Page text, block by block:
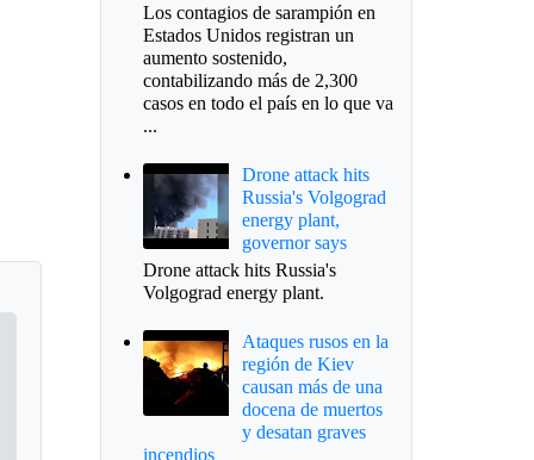
Los contagios de sarampión en
Estados Unidos registran un
aumento sostenido,
contabilizando más de 2,300
casos en todo el país en lo que va
...
Drone attack hits
Russia's Volgograd
energy plant,
governor says
Drone attack hits Russia's
Volgograd energy plant.
Ataques rusos en la
región de Kiev
causan más de una
docena de muertos
y desatan graves
incendios